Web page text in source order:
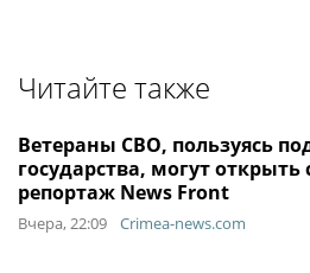
Читайте также
Ветераны СВО, пользуясь
государства, могут открыть
репортаж News Front
Вчера, 22:09 Crimea-news.com